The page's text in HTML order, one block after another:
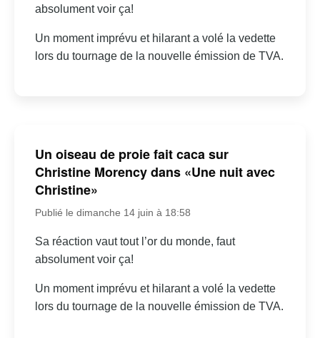
absolument voir ça!
Un moment imprévu et hilarant a volé la vedette
lors du tournage de la nouvelle émission de TVA.
Un oiseau de proie fait caca sur
Christine Morency dans «Une nuit avec
Christine»
Publié le dimanche 14 juin à 18:58
Sa réaction vaut tout l’or du monde, faut
absolument voir ça!
Un moment imprévu et hilarant a volé la vedette
lors du tournage de la nouvelle émission de TVA.